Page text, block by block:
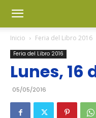
Inicio Feria del Libro 2016
Feria del Libro 2016
Lunes, 16
05/05/2016